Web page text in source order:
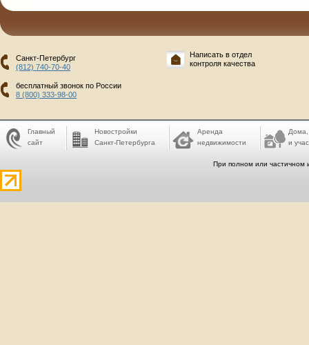
Санкт-Петербург
(812) 740-70-40
бесплатный звонок по России
8 (800) 333-98-00
Написать в отдел
контроля качества
Главный
сайт
Новостройки
Санкт-Петербурга
Аренда
недвижимости
Дома,
и
При полном или частичном